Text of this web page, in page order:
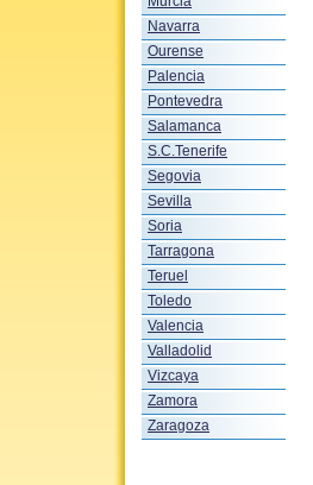
Navarra
Ourense
Palencia
Pontevedra
Salamanca
S.C.Tenerife
Segovia
Sevilla
Soria
Tarragona
Teruel
Toledo
Valencia
Valladolid
Vizcaya
Zamora
Zaragoza